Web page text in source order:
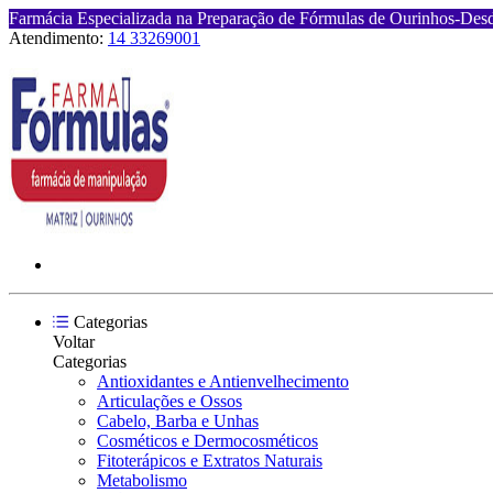
Farmácia Especializada na Preparação de Fórmulas de Ourinhos-
Atendimento: 14 33269001
Categorias
Voltar
Categorias
Antioxidantes e Antienvelhecimento
Articulações e Ossos
Cabelo, Barba e Unhas
Cosméticos e Dermocosméticos
Fitoterápicos e Extratos Naturais
Metabolismo